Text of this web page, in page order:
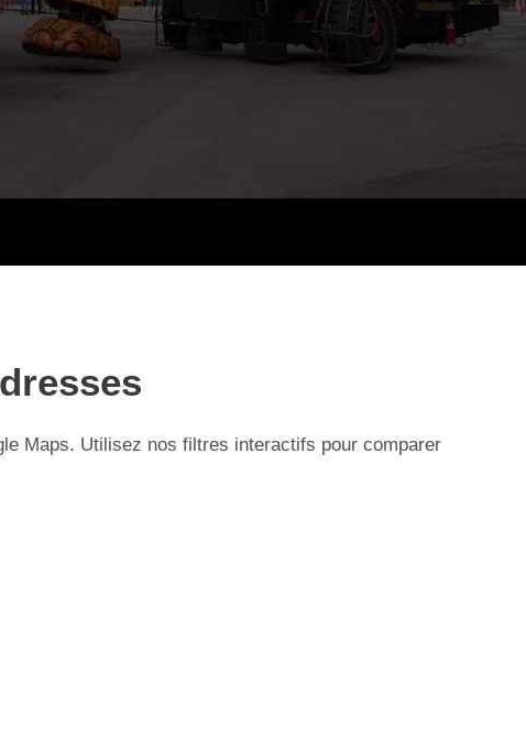
Maps. Utilisez nos filtres interactifs pour comparer